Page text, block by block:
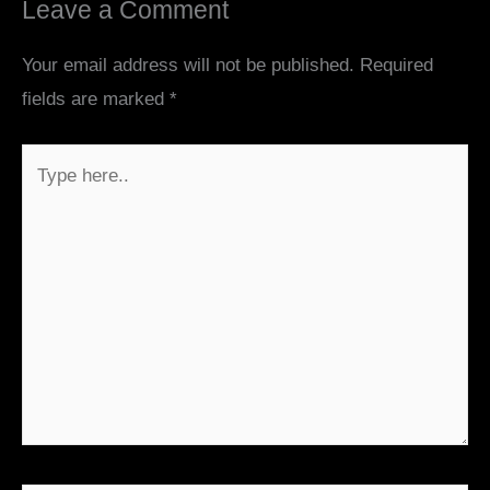
Leave a Comment
Your email address will not be published. Required
fields are marked *